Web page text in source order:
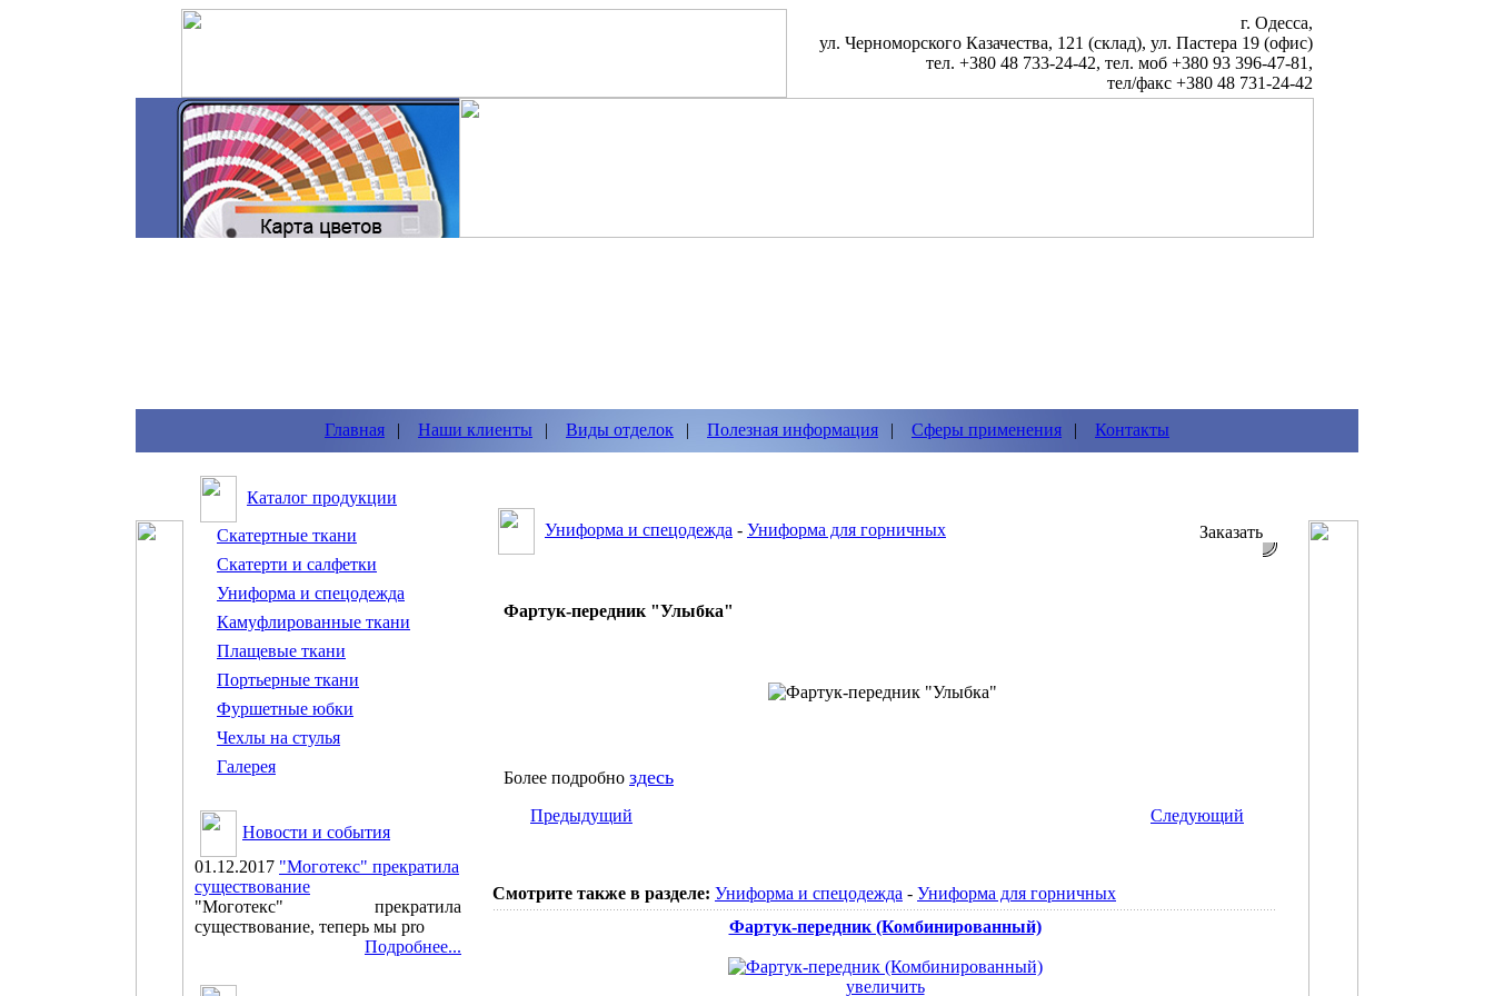
г. Одесса,
ул. Черноморского Казачества, 121 (склад), ул. Пастера 19 (офис)
тел. +380 48 733-24-42, тел. моб +380 93 396-47-81,
тел/факс +380 48 731-24-42
Главная | Наши клиенты | Виды отделок | Полезная информация | Сферы применения | Контакты
Каталог продукции
Скатертные ткани
Скатерти и салфетки
Униформа и спецодежда
Камуфлированные ткани
Плащевые ткани
Портьерные ткани
Фуршетные юбки
Чехлы на стулья
Галерея
Новости и события
01.12.2017 "Моготекс" прекратила
существование
"Моготекс" прекратила
существование, теперь мы pro
Подробнее...
Заказать
Униформа и спецодежда - Униформа для горничных
Фартук-передник "Улыбка"
Более подробно здесь
Предыдущий Следующий
Смотрите также в разделе: Униформа и спецодежда - Униформа для горничных
Фартук-передник (Комбинированный)
увеличить